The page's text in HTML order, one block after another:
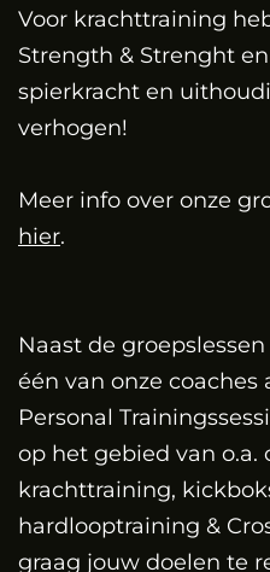
Voor krachttraining
Strength & Strenght
spierkracht en
verhogen!
Meer info over onze
hier.
Naast de
één van onze coaches
Personal
op het gebied van o.a.
krachttraining,
hardlooptraining &
graag jouw doelen te